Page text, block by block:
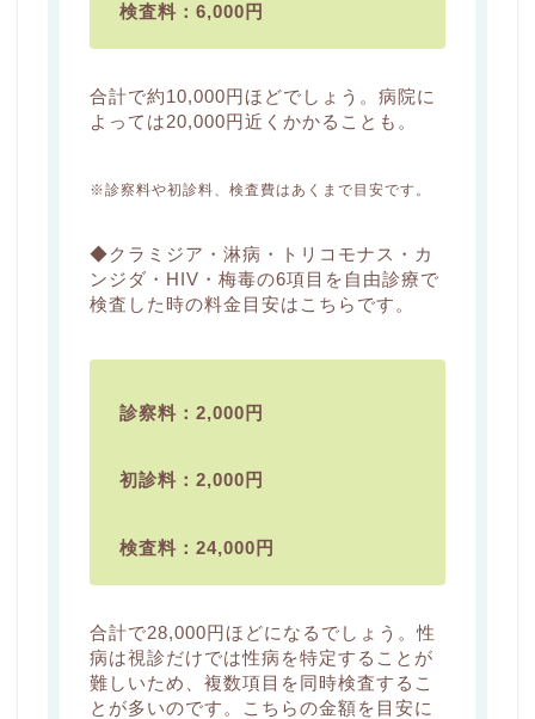
検査料：6,000円
合計で約10,000円ほどでしょう。病院に
よっては20,000円近くかかることも。
※診察料や初診料、検査費はあくまで目安です。
◆クラミジア・淋病・トリコモナス・カ
ンジダ・HIV・梅毒の6項目を自由診療で
検査した時の料金目安はこちらです。
診察料：2,000円
初診料：2,000円
検査料：24,000円
合計で28,000円ほどになるでしょう。性
病は視診だけでは性病を特定することが
難しいため、複数項目を同時検査するこ
とが多いのです。こちらの金額を目安に